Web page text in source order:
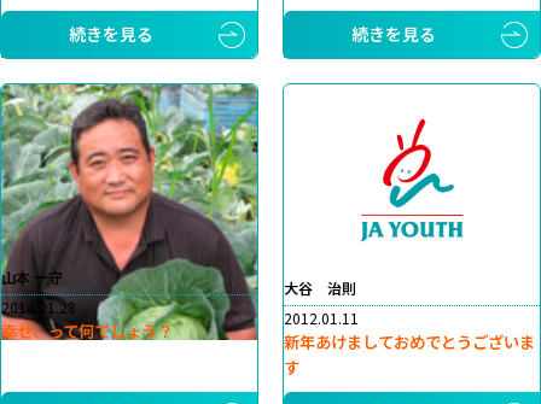
続きを見る
続きを見る
山本 一守
2014.01.28
幸せ、って何でしょう？
大谷 治則
2012.01.11
新年あけましておめでとうございま
す